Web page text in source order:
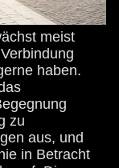
meist
haben.
zu
aus, und
in Betracht